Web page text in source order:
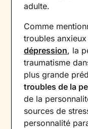
adulte.
Comme
troubles
dépression, la
traumatisme
plus grande
troubles de la
de la
sources de
personnalité